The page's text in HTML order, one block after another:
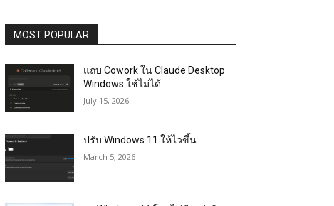
MOST POPULAR
แถบ Cowork ใน Claude Desktop
Windows ใช้ไม่ได้
July 15, 2026
ปรับ Windows 11 ให้ไวขึ้น
March 5, 2026